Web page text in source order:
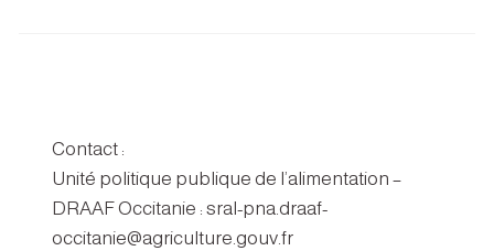
Contact :
Unité politique publique de l’alimentation –
DRAAF Occitanie : sral-pna.draaf-
occitanie@agriculture.gouv.fr